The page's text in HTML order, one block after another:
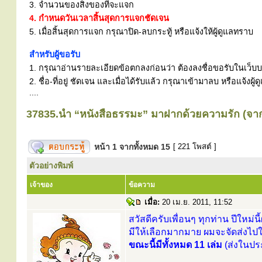
3. จำนวนของสิ่งของที่จะแจก
4. กำหนดวันเวลาสิ้นสุดการแจกชัดเจน
5. เมื่อสิ้นสุดการแจก กรุณาปิด-ลบกระทู้ หรือแจ้งให้ผู้ดูแลทราบ
สำหรับผู้ขอรับ
1. กรุณาอ่านรายละเอียดข้อตกลงก่อนว่า ต้องลงชื่อขอรับในเว็บ
2. ชื่อ-ที่อยู่ ชัดเจน และเมื่อได้รับแล้ว กรุณาเข้ามาลบ หรือแจ้ง
37835.นำ “หนังสือธรรมะ” มาฝากด้วยความรัก (จ
หน้า 1 จากทั้งหมด 15 [ 221 โพสต์ ]
ตัวอย่างพิมพ์
เจ้าของ ข้อความ
เมื่อ: 20 เม.ย. 2011, 11:52
สวัสดีครับเพื่อนๆ ทุกท่าน ปีใหม่
มีให้เลือกมากมาย ผมจะจัดส่งไ
ขณะนี้มีทั้งหมด 11 เล่ม (ส่งในป